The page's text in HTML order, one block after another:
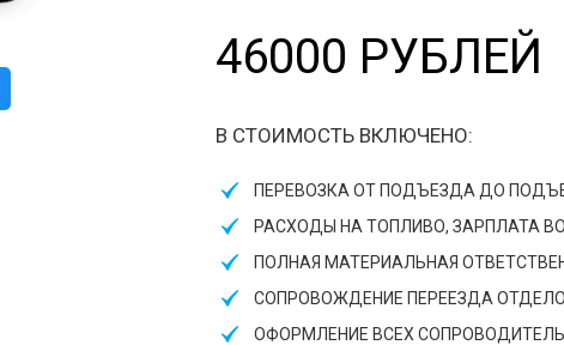
46000 РУБЛЕЙ
В СТОИМОСТЬ ВКЛЮЧЕНО:
ПЕРЕВОЗКА ОТ ПОДЪЕЗДА ДО
РАСХОДЫ НА ТОПЛИВО, ЗАРПЛАТА
ПОЛНАЯ МАТЕРИАЛЬНАЯ
СОПРОВОЖДЕНИЕ ПЕРЕЕЗДА
ОФОРМЛЕНИЕ ВСЕХ